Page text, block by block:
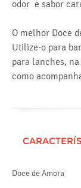
odor e sabor
O melhor Doce
Utilize-o para
para lanches,
como
Doce de Amora